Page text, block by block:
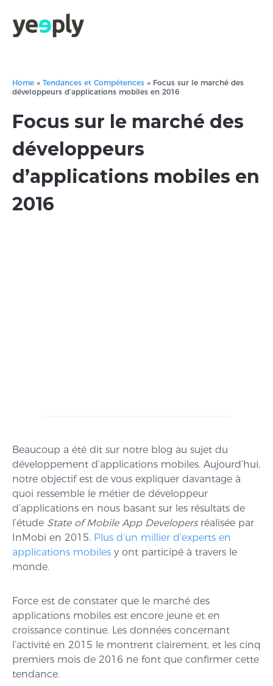
Home » Tendances et Compétences » Focus sur le marché des
développeurs d’applications mobiles en 2016
Focus sur le marché des
développeurs
d’applications mobiles en
2016
Beaucoup a été dit sur notre blog au sujet du
développement d’applications mobiles. Aujourd’hui,
notre objectif est de vous expliquer davantage à
quoi ressemble le métier de développeur
d’applications en nous basant sur les résultats de
l’étude State of Mobile App Developersréalisée par
InMobi en 2015. Plus d’un millier d’experts en
applications mobiles y ont participé à travers le
monde.
Force est de constater que le marché des
applications mobiles est encore jeune et en
croissance continue. Les données concernant
l’activité en 2015 le montrent clairement, et les cinq
premiers mois de 2016 ne font que confirmer cette
tendance.